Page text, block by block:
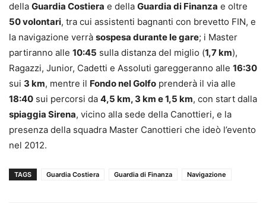
della Guardia Costiera e della Guardia di Finanza e oltre
50 volontari, tra cui assistenti bagnanti con brevetto FIN, e
la navigazione verrà sospesa durante le gare; i Master
partiranno alle 10:45 sulla distanza del miglio (1,7 km),
Ragazzi, Junior, Cadetti e Assoluti gareggeranno alle 16:30
sui 3 km, mentre il Fondo nel Golfo prenderà il via alle
18:40 sui percorsi da 4,5 km, 3 km e 1,5 km, con start dalla
spiaggia Sirena, vicino alla sede della Canottieri, e la
presenza della squadra Master Canottieri che ideò l’evento
nel 2012.
TAGS Guardia Costiera Guardia di Finanza Navigazione